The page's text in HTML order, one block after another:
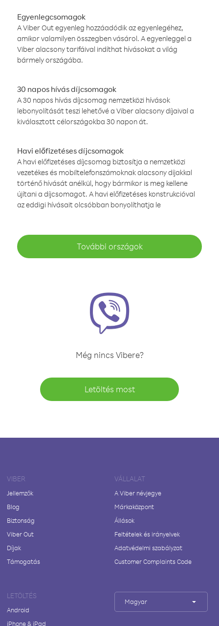
Egyenlegcsomagok
A Viber Out egyenleg hozzáadódik az egyenlegéhez,
amikor valamilyen összegben vásárol. A egyenleggel a
Viber alacsony tarifáival indíthat hívásokat a világ
bármely országába.
30 napos hívás díjcsomagok
A 30 napos hívás díjcsomag nemzetközi hívások
lebonyolítását teszi lehetővé a Viber alacsony díjaival a
kiválasztott célországokba 30 napon át.
Havi előfizetéses díjcsomagok
A havi előfizetéses díjcsomag biztosítja a nemzetközi
vezetékes és mobiltelefonszámoknak alacsony díjakkal
történő hívását anélkül, hogy bármikor is meg kellene
újítani a díjcsomagot. A havi előfizetéses konstrukcióval
az eddigi hívásait olcsóbban bonyolíthatja le
További országok
Még nincs Vibere?
Letöltés most
VIBER
Jellemzők
Blog
Biztonság
Viber Out
Díjak
Támogatás
VÁLLALAT
A Viber névjegye
Márkaközpont
Állások
Feltételek és irányelvek
Adatvédelmi szabályzat
Customer Complaints Code
LETÖLTÉS
Android
iPhone & iPad
Magyar